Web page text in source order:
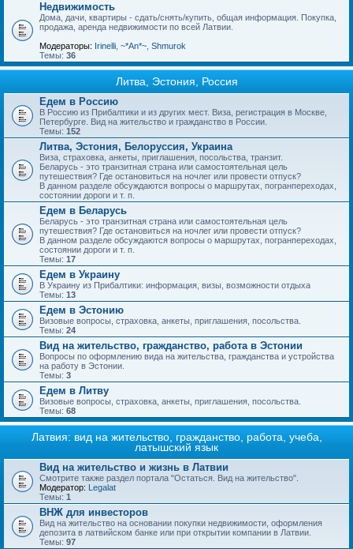
Недвижимость
Дома, дачи, квартиры - сдать/снять/купить, общая информация. Покупка,
продажа, аренда недвижимости по всей Латвии.
Модераторы: Irinelli ~*An*~ Shmurok
Темы: 36
Литва, Эстония, Россия
Едем в Россию
В Россию из Прибалтики и из других мест. Виза, регистрация в Москве,
Петербурге. Вид на жительство и гражданство в России.
Темы: 152
Литва, Эстония, Белоруссия, Украина
Виза, страховка, анкеты, приглашения, посольства, транзит.
Беларусь - это транзитная страна или самостоятельная цель
путешествия? Где остановиться на ночлег или провести отпуск?
В данном разделе обсуждаются вопросы о маршрутах, погранпереходах,
состоянии дороги и т. п.
Едем в Беларусь
Беларусь - это транзитная страна или самостоятельная цель
путешествия? Где остановиться на ночлег или провести отпуск?
В данном разделе обсуждаются вопросы о маршрутах, погранпереходах,
состоянии дороги и т. п.
Темы: 17
Едем в Украину
В Украину из Прибалтики: информация, визы, возможности отдыха
Темы: 13
Едем в Эстонию
Визовые вопросы, страховка, анкеты, приглашения, посольства.
Темы: 24
Вид на жительство, гражданство, работа в Эстонии
Вопросы по оформлению вида на жительства, гражданства и устройства
на работу в Эстонии.
Темы: 3
Едем в Литву
Визовые вопросы, страховка, анкеты, приглашения, посольства.
Темы: 68
Латвия: вид на жительство, гражданство, работа, учеба,
латышский язык
Вид на жительство и жизнь в Латвии
Смотрите также раздел портала "Остаться. Вид на жительство".
Модератор:
Legalat
Темы: 1
ВНЖ для инвесторов
Вид на жительство на основании покупки недвижимости, оформления
депозита в латвийском банке или при открытии компании в Латвии.
Темы: 97